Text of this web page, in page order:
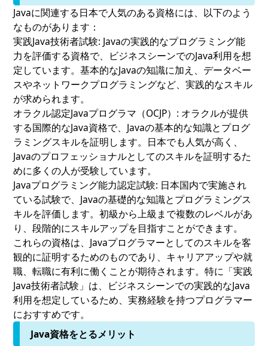
Javaに関連する日本で人気のある資格には、以下のよう
なものがあります：
実践Java技術者試験: Javaの実践的なプログラミング能
力を評価する資格で、ビジネスシーンでのJava利用を想
定しています。基本的なJavaの知識に加え、データベー
スやネットワークプログラミングなど、実践的なスキル
が求められます。
オラクル認定Javaプログラマ（OCJP）: オラクルが提供
する国際的なJava資格で、Javaの基本的な知識とプログ
ラミングスキルを証明します。日本でも人気が高く、
Javaのプロフェッショナルとしてのスキルを証明するた
めに多くの人が受験しています。
Javaプログラミング能力認定試験: 日本国内で実施され
ている試験で、Javaの基礎的な知識とプログラミングス
キルを評価します。初級から上級まで複数のレベルがあ
り、段階的にスキルアップを目指すことができます。
これらの資格は、Javaプログラマーとしてのスキルを客
観的に証明するためのものであり、キャリアアップや就
職、転職に有利に働くことが期待されます。特に「実践
Java技術者試験」は、ビジネスシーンでの実践的なJava
利用を想定しているため、実務経験を持つプログラマー
におすすめです。
Java資格をとるメリット